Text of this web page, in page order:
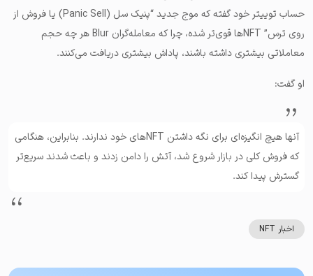
حساب توییتر خود گفته که موج جدید “پنیک سل (Panic Sell) یا فروش از
روی ترس” NFTها قوی‌تر شده، چرا که معامله‌گران Blur هر چه حجم
معاملاتی بیشتری داشته باشند، پاداش بیشتری دریافت می‌کنند.
او گفت:
آنها هیچ انگیزه‌ای برای نگه داشتن NFTهای خود ندارند. بنابراین، هنگامی
که فروش کلی در بازار شروع شد، آتش را دامن زدند و باعث شدند سریع‌تر
گسترش پیدا کند.
اخبار NFT